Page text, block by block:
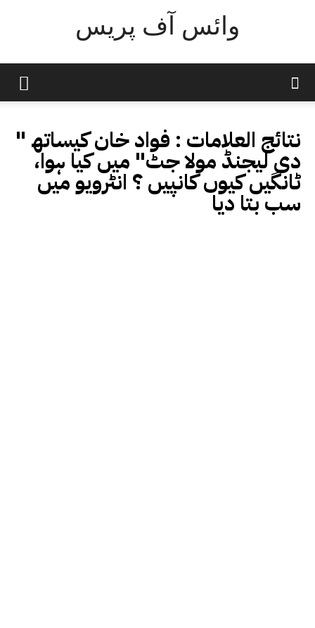
وائس آف پریس
نتائج العلامات : فواد خان کیساتھ "
دی لیجنڈ مولا جٹ" میں کیا ہوا،
ٹانگیں کیوں کانپیں ؟ انٹرویو میں
سب بتا دیا